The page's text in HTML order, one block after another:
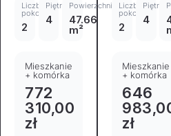
Liczba
pokoi
2
Piętro
4
Powierzchnia
47.66
m²
Mieszkanie
+ komórka
772
310,00
zł
Liczba
pokoi
2
Piętro
4
Mieszkanie
+ komórka
646
zł